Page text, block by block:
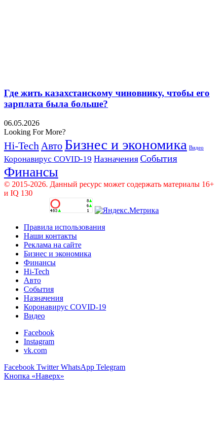
Где жить казахстанскому чиновнику, чтобы его
зарплата была больше?
06.05.2026
Looking For More?
Hi-Tech Авто Бизнес и экономика Видео
Коронавирус COVID-19 Назначения События
Финансы
© 2015-2026. Данный ресурс может содержать материалы 16+
и IQ 130
Правила использования
Наши контакты
Реклама на сайте
Бизнес и экономика
Финансы
Hi-Tech
Авто
События
Назначения
Коронавирус COVID-19
Видео
Facebook
Instagram
vk.com
Facebook Twitter WhatsApp Telegram
Кнопка «Наверх»